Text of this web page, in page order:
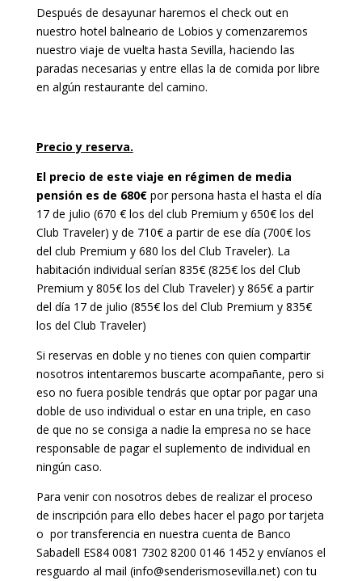
Después de desayunar haremos el check out en
nuestro hotel balneario de Lobios y comenzaremos
nuestro viaje de vuelta hasta Sevilla, haciendo las
paradas necesarias y entre ellas la de comida por libre
en algún restaurante del camino.
Precio y reserva.
El precio de este viaje en régimen de media
pensión es de 680€por persona hasta el hasta el día
17 de julio (670 € los del club Premium y 650€ los del
Club Traveler) y de 710€ a partir de ese día (700€ los
del club Premium y 680 los del Club Traveler). La
habitación individual serían 835€ (825€ los del Club
Premium y 805€ los del Club Traveler) y 865€ a partir
del día 17 de julio (855€ los del Club Premium y 835€
los del Club Traveler)
Si reservas en doble y no tienes con quien compartir
nosotros intentaremos buscarte acompañante, pero si
eso no fuera posible tendrás que optar por pagar una
doble de uso individual o estar en una triple, en caso
de que no se consiga a nadie la empresa no se hace
responsable de pagar el suplemento de individual en
ningún caso.
Para venir con nosotros debes de realizar el proceso
de inscripción para ello debes hacer el pago por tarjeta
o por transferencia en nuestra cuenta de Banco
Sabadell ES84 0081 7302 8200 0146 1452 y envíanos el
resguardo al mail (info@senderismosevilla.net) con tu